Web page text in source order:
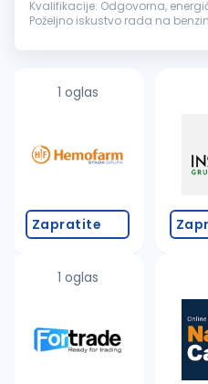
Kvalifikacije: Odgovorna, energična i komunikativna osoba.
Poželjno iskustvo rada na
napredovanja, rad...
1 oglas
Zapratite
1 oglas